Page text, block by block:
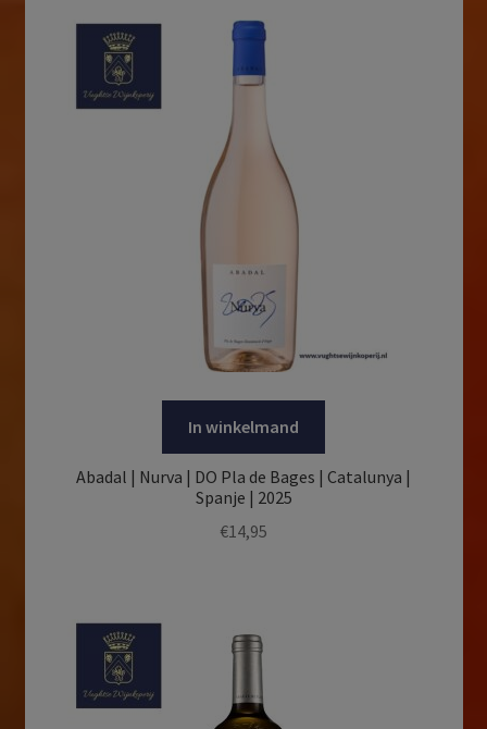
In winkelmand
Abadal | Nurva | DO Pla de Bages | Catalunya |
Spanje | 2025
€14,95